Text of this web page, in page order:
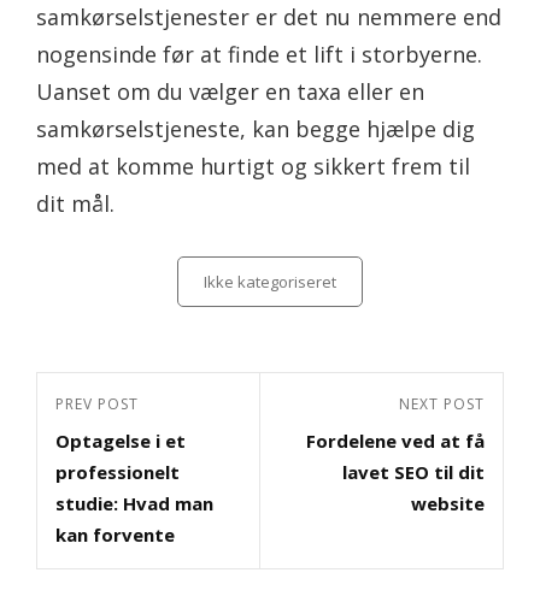
samkørselstjenester er det nu nemmere end
nogensinde før at finde et lift i storbyerne.
Uanset om du vælger en taxa eller en
samkørselstjeneste, kan begge hjælpe dig
med at komme hurtigt og sikkert frem til
dit mål.
Ikke kategoriseret
Indlægsnavigation
Previous
Post
PREV POST
Optagelse i et
professionelt
studie: Hvad man
kan forvente
Post
NEXT POST
Fordelene ved at få
lavet SEO til dit
website